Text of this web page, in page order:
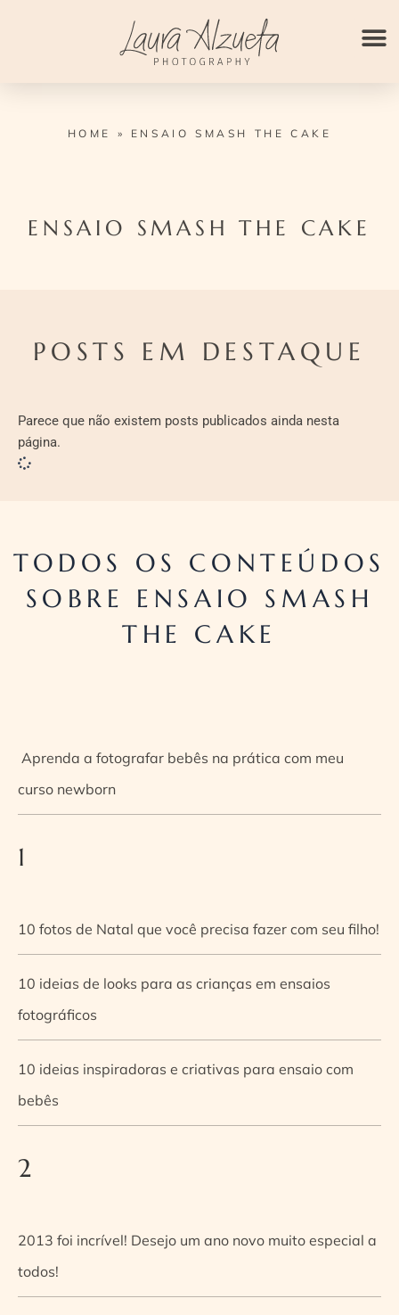
HOME » ENSAIO SMASH THE CAKE
ENSAIO SMASH THE CAKE
POSTS EM DESTAQUE
Parece que não existem posts publicados ainda nesta
página.
TODOS OS CONTEÚDOS
SOBRE ENSAIO SMASH
THE CAKE
Aprenda a fotografar bebês na prática com meu
curso newborn
1
10 fotos de Natal que você precisa fazer com seu filho!
10 ideias de looks para as crianças em ensaios
fotográficos
10 ideias inspiradoras e criativas para ensaio com
bebês
2
2013 foi incrível! Desejo um ano novo muito especial a
todos!